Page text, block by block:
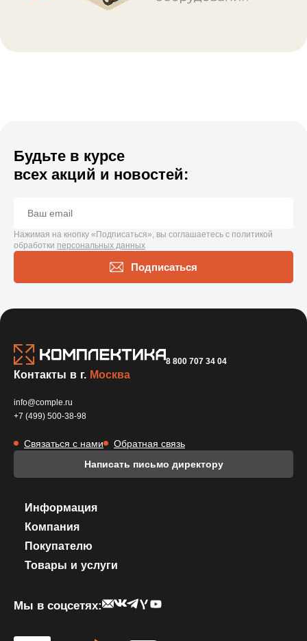
Будьте в курсе
всех акций и новостей:
Нажимая на кнопку «Подписаться», вы соглашаетесь с политикой
обработки персональных данных
Подписаться
8 800 707 34 04
Написать письмо директору
Информация
Компания
Покупателю
Товары и услуги
Контакты в г. Москва
info@comple.ru
+7 (499) 500-38-98
Связаться с нами Обратная связь
Мы в соцсетях: